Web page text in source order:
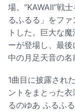
場。“KAWAII”戦
るふるる」をフ
トした。巨大な
ーが登場し、最
中の月足天音の名
1曲目に披露され
ントをまとった
るのゆあ ふるふ